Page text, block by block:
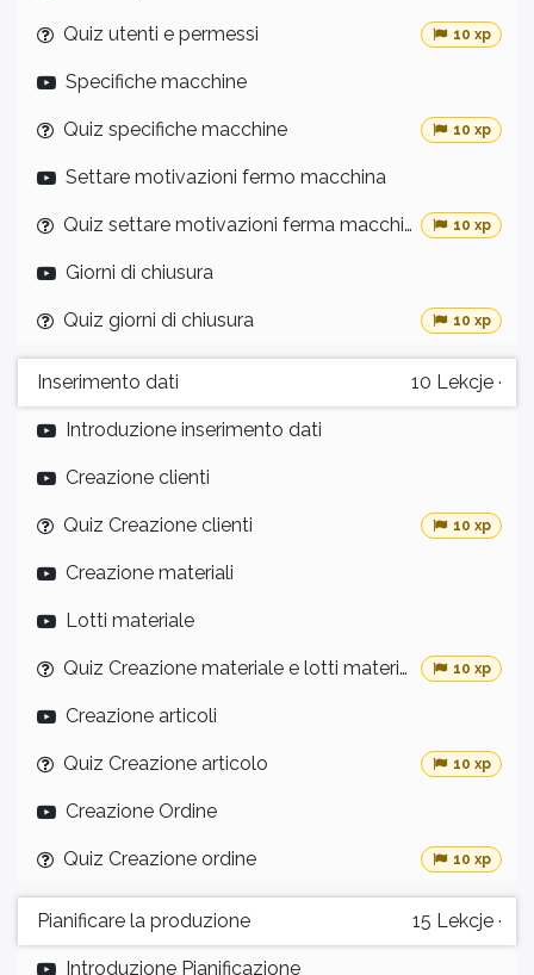
Quiz utenti e permessi 10 xp
Specifiche macchine
Quiz specifiche macchine 10 xp
Settare motivazioni fermo macchina
Quiz settare motivazioni ferma macchina 10 xp
Giorni di chiusura
Quiz giorni di chiusura 10 xp
Inserimento dati 10 Lekcje ·
Introduzione inserimento dati
Creazione clienti
Quiz Creazione clienti 10 xp
Creazione materiali
Lotti materiale
Quiz Creazione materiale e lotti materiale 10 xp
Creazione articoli
Quiz Creazione articolo 10 xp
Creazione Ordine
Quiz Creazione ordine 10 xp
Pianificare la produzione 15 Lekcje ·
Introduzione Pianificazione